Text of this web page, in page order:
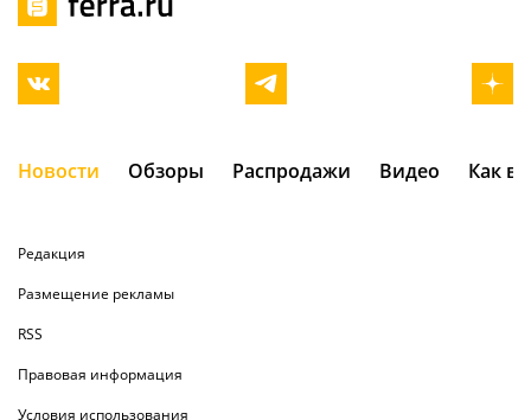
Новости Обзоры Распродажи Видео Как
Редакция
Размещение рекламы
RSS
Правовая информация
Условия использования